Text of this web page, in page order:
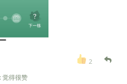
2
觉得很赞